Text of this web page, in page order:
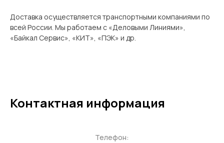
Доставка осуществляется транспортными компаниями по
всей России. Мы работаем с «Деловыми Линиями»,
«Байкал Сервис», «КИТ», «ПЭК» и др.
Контактная информация
Телефон: